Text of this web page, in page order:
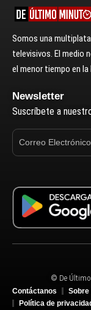
Somos una
televisivos. El medio
el menor tiempo en
Newsletter
Suscríbete a
© De
Contáctanos
Sobre
Política de